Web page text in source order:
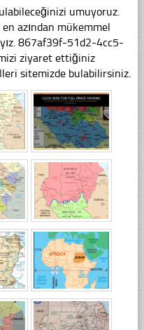
umuyoruz.
azından mükemmel
867af39f-51d2-4cc5-
ziyaret ettiğiniz
sitemizde bulabilirsiniz.